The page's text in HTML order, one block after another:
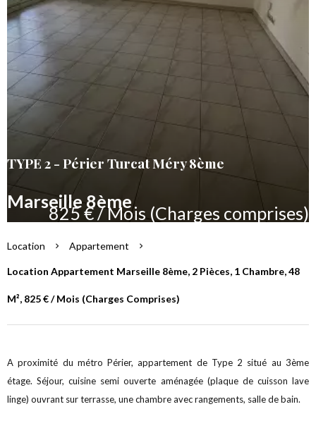
TYPE 2 - Périer Turcat Méry 8ème
Marseille 8ème
825 € / Mois (Charges comprises)
Location Appartement
Location Appartement Marseille 8ème, 2 Pièces, 1 Chambre, 48
M², 825 € / Mois (Charges Comprises)
A proximité du métro Périer, appartement de Type 2 situé au 3ème
étage. Séjour, cuisine semi ouverte aménagée (plaque de cuisson lave
linge) ouvrant sur terrasse, une chambre avec rangements, salle de bain.